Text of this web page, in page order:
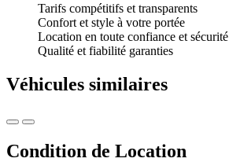
Tarifs compétitifs et transparents
Confort et style à votre portée
Location en toute confiance et sécurité
Qualité et fiabilité garanties
Véhicules similaires
Condition de Location